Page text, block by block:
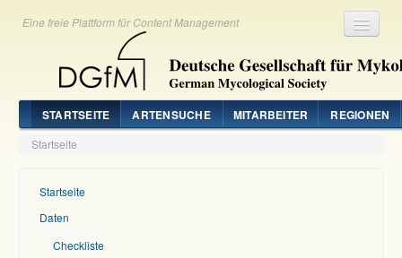
Eine freie Plattform für Content Management
STARTSEITE ARTENSUCHE MITARBEITER REGIONEN
Startseite
Startseite
Daten
Checkliste